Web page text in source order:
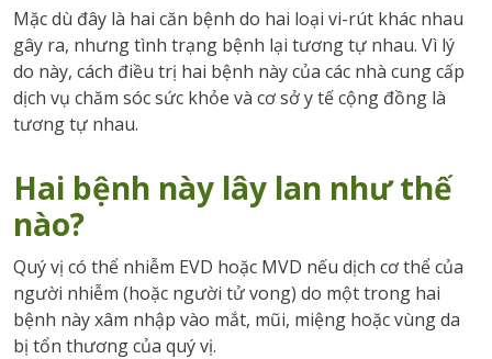
Mặc dù đây là hai căn bệnh do hai loại vi-rút khác nhau
gây ra, nhưng tình trạng bệnh lại tương tự nhau. Vì lý
do này, cách điều trị hai bệnh này của các nhà cung cấp
dịch vụ chăm sóc sức khỏe và cơ sở y tế cộng đồng là
tương tự nhau.
Hai bệnh này lây lan như thế
nào?
Quý vị có thể nhiễm EVD hoặc MVD nếu dịch cơ thể của
người nhiễm (hoặc người tử vong) do một trong hai
bệnh này xâm nhập vào mắt, mũi, miệng hoặc vùng da
bị tổn thương của quý vị.